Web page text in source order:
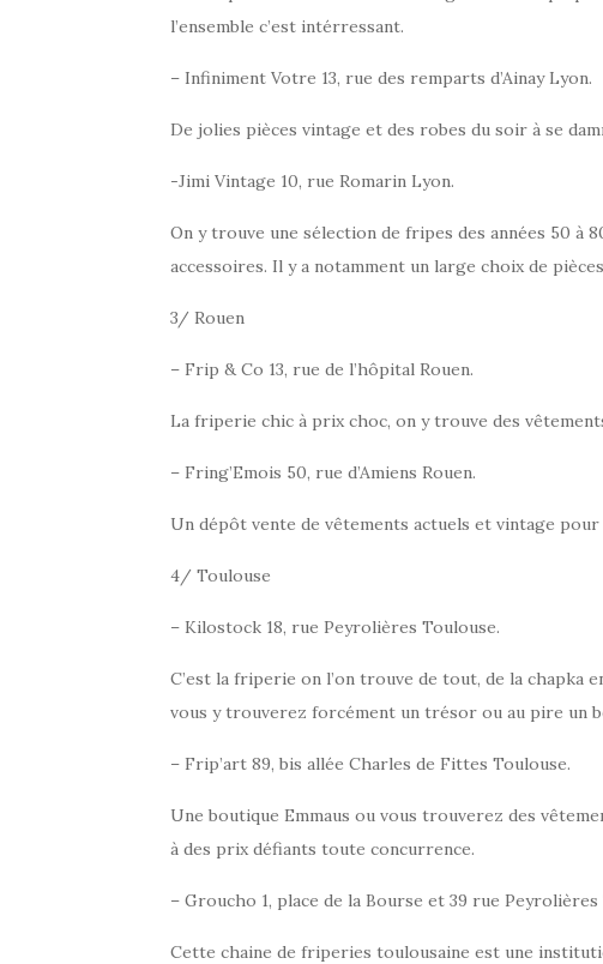
l’ensemble c’est intérressant.
– Infiniment Votre 13, rue des remparts d’Ainay Lyon.
De jolies pièces vintage et des robes du soir à se
-Jimi Vintage 10, rue Romarin Lyon.
On y trouve une sélection de fripes des années 50 à
accessoires. Il y a notamment un large choix de
3/ Rouen
– Frip & Co 13, rue de l’hôpital Rouen.
La friperie chic à prix choc, on y trouve des
– Fring’Emois 50, rue d’Amiens Rouen.
Un dépôt vente de vêtements actuels et vintage
4/ Toulouse
– Kilostock 18, rue Peyrolières Toulouse.
C’est la friperie on l’on trouve de tout, de la chapka
vous y trouverez forcément un trésor ou au pire un
– Frip’art 89, bis allée Charles de Fittes Toulouse.
Une boutique Emmaus ou vous trouverez des
à des prix défiants toute concurrence.
– Groucho 1, place de la Bourse et 39 rue Peyrolières
Cette chaine de friperies toulousaine est une